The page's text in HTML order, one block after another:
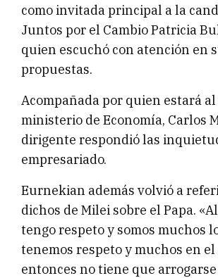
como invitada principal a la
Juntos por el Cambio Patricia
quien escuchó con atención en
propuestas.
Acompañada por quien estará
ministerio de Economía, Carlos
dirigente respondió las
empresariado.
Eurnekian además volvió a
dichos de Milei sobre el Papa.
tengo respeto y somos muchos
tenemos respeto y muchos en
entonces no tiene que